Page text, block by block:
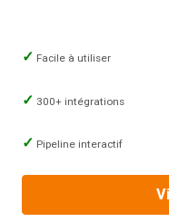
Facile à utiliser
300+ intégrations
Pipeline interactif